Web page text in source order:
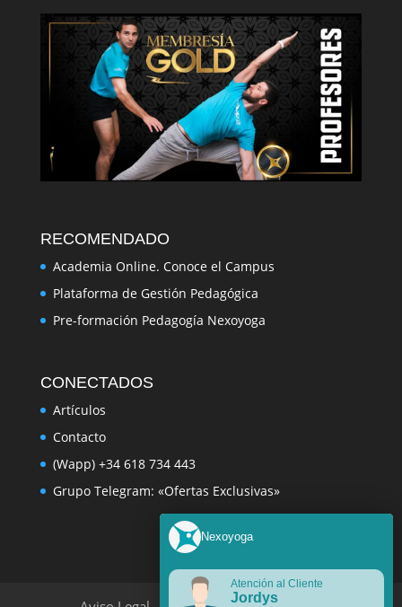
RECOMENDADO
Academia Online. Conoce el Campus
Plataforma de Gestión Pedagógica
Pre-formación Pedagogía Nexoyoga
CONECTADOS
Artículos
Contacto
(Wapp) +34 618 734 443
Grupo Telegram: «Ofertas Exclusivas»
Nexoyoga
Atención al Cliente
Jordys